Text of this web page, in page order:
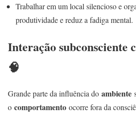
Trabalhar em um local silencioso e
produtividade e reduz a fadiga mental.
Interação subconsciente
🧠
Grande parte da influência do ambiente
o comportamento ocorre fora da